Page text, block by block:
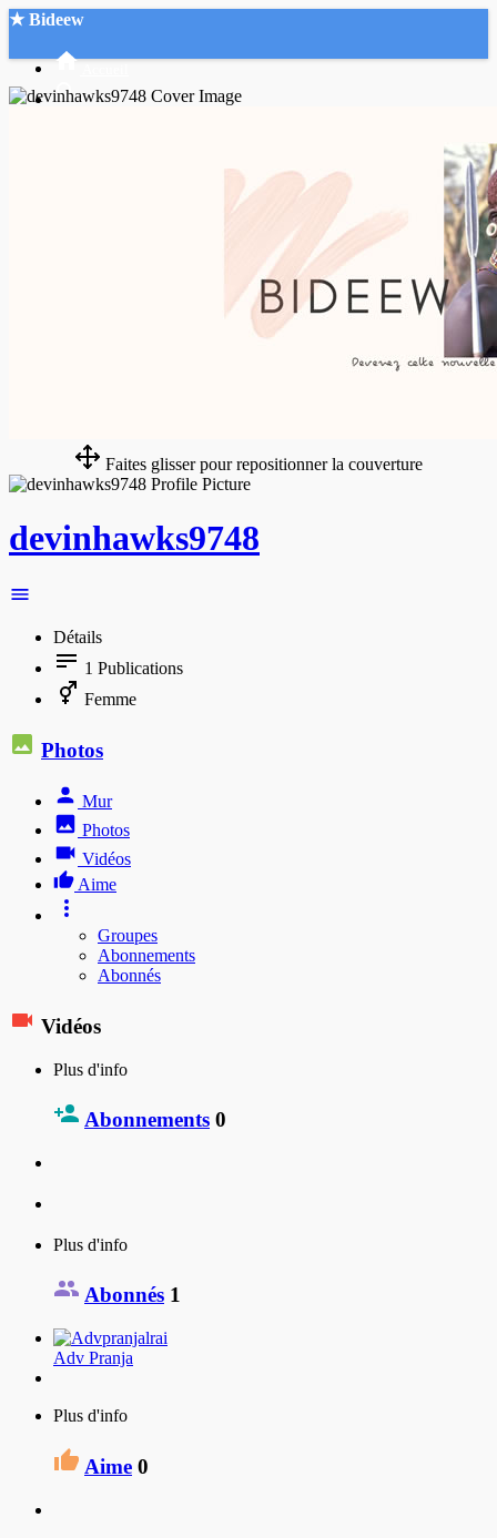
★ Bideew
Faites glisser pour repositionner la couverture
devinhawks9748
Détails
1 Publications
Femme
Photos
Mur
Photos
Vidéos
Aime
Groupes
Abonnements
Abonnés
Vidéos
Plus d'info
Abonnements 0
Plus d'info
Abonnés 1
Adv Pranja
Plus d'info
Aime 0